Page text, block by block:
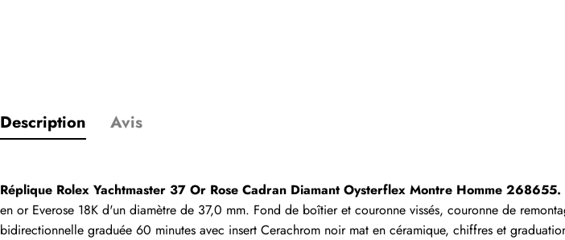
Description Avis
Réplique Rolex Yachtmaster 37 Or Rose Cadran Diamant Oysterflex Montre Homme 268655.
en or Everose 18K d'un diamètre de 37,0 mm. Fond de boîtier et couronne vissés, couronne de
bidirectionnelle graduée 60 minutes avec insert Cerachrom noir mat en céramique, chiffres et
Évaluation